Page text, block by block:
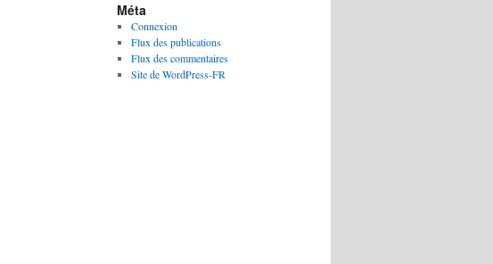
Méta
Connexion
Flux des publications
Flux des commentaires
Site de WordPress-FR